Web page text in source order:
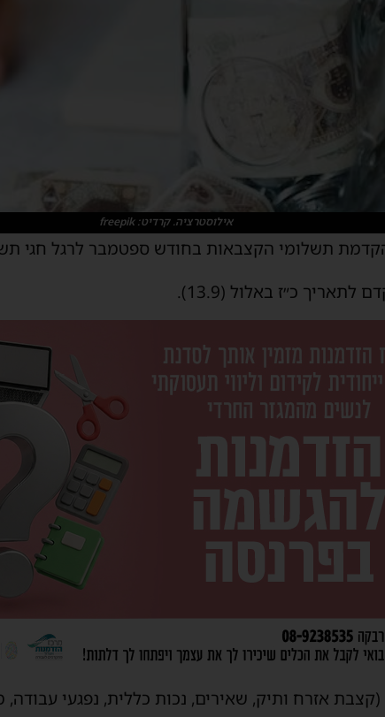
אילוסטרציה. קרדיט: freepik
תשלומי הקצבאות בחודש ספטמבר לרגל חגי
לתאריך כ״ז באלול (13.9).
(קצבת אזרח ותיק, שאירים, נכות כללית, נפגעי עבודה,